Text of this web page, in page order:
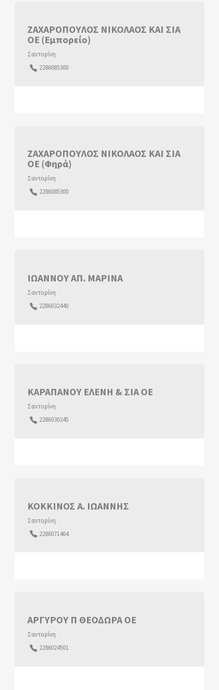
ΖΑΧΑΡΟΠΟΥΛΟΣ ΝΙΚΟΛΑΟΣ ΚΑΙ ΣΙΑ
ΟΕ (Εμπορείο)
Σαντορίνη
2286085300
ΖΑΧΑΡΟΠΟΥΛΟΣ ΝΙΚΟΛΑΟΣ ΚΑΙ ΣΙΑ
ΟΕ (Φηρά)
Σαντορίνη
2286085300
ΙΩΑΝΝΟΥ ΑΠ. ΜΑΡΙΝΑ
Σαντορίνη
2286032440
ΚΑΡΑΠΑΝΟΥ ΕΛΕΝΗ & ΣΙΑ ΟΕ
Σαντορίνη
2286030245
ΚΟΚΚΙΝΟΣ Α. ΙΩΑΝΝΗΣ
Σαντορίνη
2286071464
ΑΡΓΥΡΟΥ Π ΘΕΟΔΩΡΑ ΟΕ
Σαντορίνη
2286024501